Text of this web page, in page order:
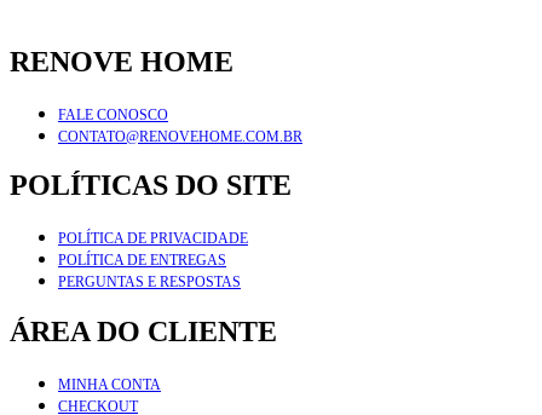
RENOVE HOME
FALE CONOSCO
CONTATO@RENOVEHOME.COM.BR
POLÍTICAS DO SITE
POLÍTICA DE PRIVACIDADE
POLÍTICA DE ENTREGAS
PERGUNTAS E RESPOSTAS
ÁREA DO CLIENTE
MINHA CONTA
CHECKOUT